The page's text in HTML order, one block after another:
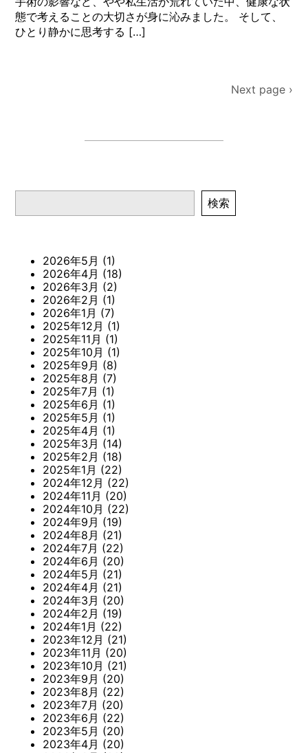
態で考えることの大切さが身に沁みました。 そして、
ひとり静かに思考する […]
Next page ›
検索
検索
2026年5月 (1)
2026年4月 (18)
2026年3月 (2)
2026年2月 (1)
2026年1月 (7)
2025年12月 (1)
2025年11月 (1)
2025年10月 (1)
2025年9月 (8)
2025年8月 (7)
2025年7月 (1)
2025年6月 (1)
2025年5月 (1)
2025年4月 (1)
2025年3月 (14)
2025年2月 (18)
2025年1月 (22)
2024年12月 (22)
2024年11月 (20)
2024年10月 (22)
2024年9月 (19)
2024年8月 (21)
2024年7月 (22)
2024年6月 (20)
2024年5月 (21)
2024年4月 (21)
2024年3月 (20)
2024年2月 (19)
2024年1月 (22)
2023年12月 (21)
2023年11月 (20)
2023年10月 (21)
2023年9月 (20)
2023年8月 (22)
2023年7月 (20)
2023年6月 (22)
2023年5月 (20)
2023年4月 (20)